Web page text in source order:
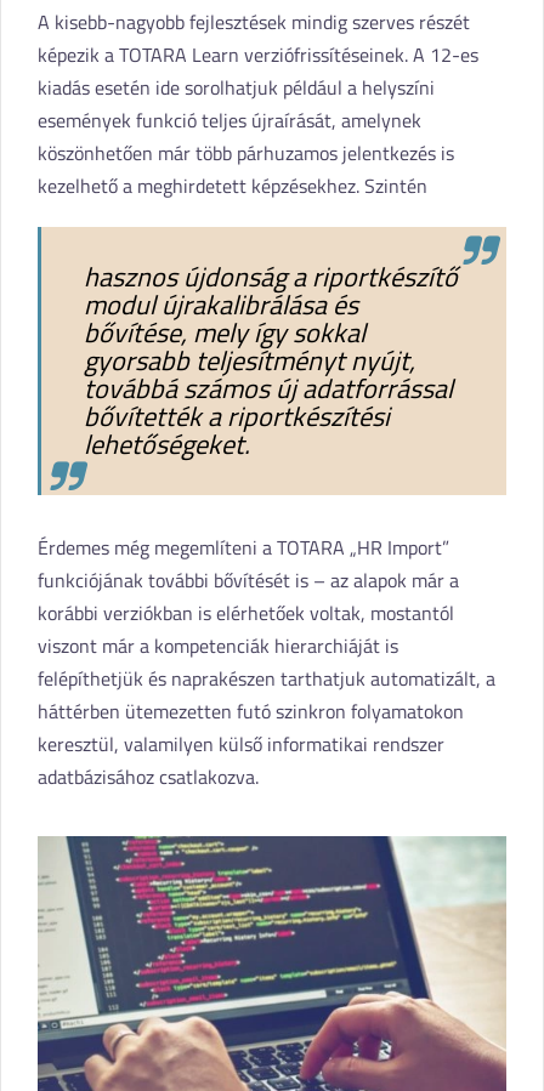
A kisebb-nagyobb fejlesztések mindig szerves részét
képezik a TOTARA Learn verziófrissítéseinek. A 12-es
kiadás esetén ide sorolhatjuk például a helyszíni
események funkció teljes újraírását, amelynek
köszönhetően már több párhuzamos jelentkezés is
kezelhető a meghirdetett képzésekhez. Szintén
hasznos újdonság a riportkészítő
modul újrakalibrálása és
bővítése, mely így sokkal
gyorsabb teljesítményt nyújt,
továbbá számos új adatforrással
bővítették a riportkészítési
lehetőségeket.
Érdemes még megemlíteni a TOTARA „HR Import”
funkciójának további bővítését is – az alapok már a
korábbi verziókban is elérhetőek voltak, mostantól
viszont már a kompetenciák hierarchiáját is
felépíthetjük és naprakészen tarthatjuk automatizált, a
háttérben ütemezetten futó szinkron folyamatokon
keresztül, valamilyen külső informatikai rendszer
adatbázisához csatlakozva.